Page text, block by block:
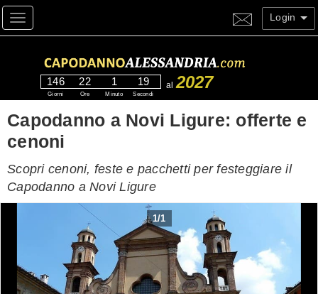
Toggle navigation Login
146
Giorni
22
Ore
1
Minuto
18
Secondi
al2027
Capodanno a Novi Ligure: offerte e
cenoni
Scopri cenoni, feste e pacchetti per festeggiare il
Capodanno a Novi Ligure
1/1